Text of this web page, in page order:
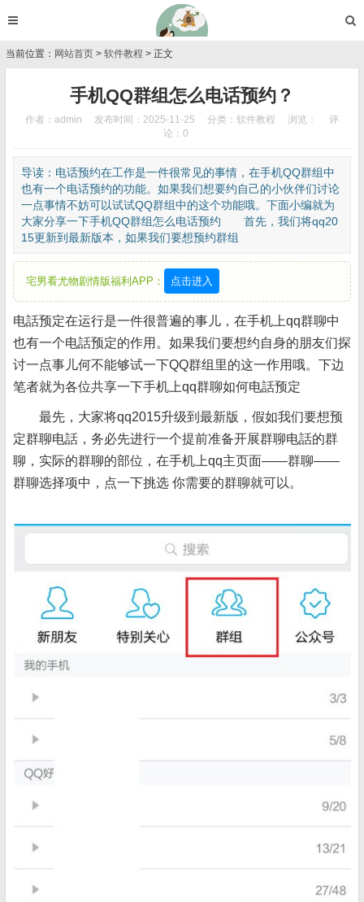
当前位置： 网站首页 > 软件教程 > 正文
手机QQ群组怎么电话预约？
作者：admin 发布时间：2025-11-25 分类： 软件教程 浏览：
评
论：0
导读：电话预约在工作是一件很常见的事情，在手机QQ群组中
也有一个电话预约的功能。如果我们想要约自己的小伙伴们讨论
一点事情不妨可以试试QQ群组中的这个功能哦。下面小编就为
大家分享一下手机QQ群组怎么电话预约 首先，我们将qq20
15更新到最新版本，如果我们要想预约群组
宅男看尤物剧情版福利APP： 点击进入
电話预定在运行是一件很普遍的事儿，在手机上qq群聊中
也有一个电話预定的作用。如果我们要想约自身的朋友们探
讨一点事儿何不能够试一下QQ群组里的这一作用哦。下边
笔者就为各位共享一下手机上qq群聊如何电話预定
最先，大家将qq2015升级到最新版，假如我们要想预
定群聊电話，务必先进行一个提前准备开展群聊电話的群
聊，实际的群聊的部位，在手机上qq主页面——群聊——
群聊选择项中，点一下挑选 你需要的群聊就可以。